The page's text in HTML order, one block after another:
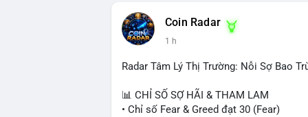
Coin Radar
1 h
Radar Tâm Lý Thị Trường: Nỗi Sợ Bao
📊 CHỈ SỐ SỢ HÃI & THAM LAM
• Chỉ số Fear & Greed đạt 30 (Fear)